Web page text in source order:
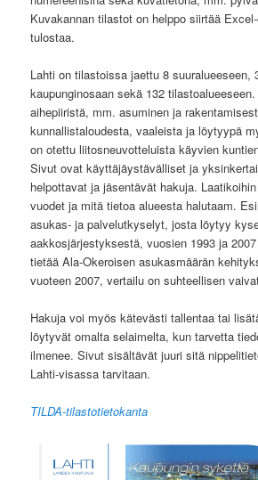
Kuvakannan tilastot on helppo siirtää
tulostaa.
Lahti on tilastoissa jaettu 8 suuralueeseen,
kaupunginosaan sekä 132
aihepiiristä, mm. asuminen ja
kunnallistaloudesta, vaaleista ja löytyypä
on otettu liitosneuvotteluista käyvien
Sivut ovat käyttäjäystävälliset ja
helpottavat ja jäsentävät hakuja.
vuodet ja mitä tietoa alueesta halutaam.
asukas- ja palvelutkyselyt, josta löytyy
aakkosjärjestyksestä, vuosien 1993 ja
tietää Ala-Okeroisen asukasmäärän
vuoteen 2007, vertailu on suhteellisen
Hakuja voi myös kätevästi tallentaa tai
löytyvät omalta selaimelta, kun tarvetta
ilmenee. Sivut sisältävät juuri sitä
Lahti-visassa tarvitaan.
TILDA-tilastotietokanta